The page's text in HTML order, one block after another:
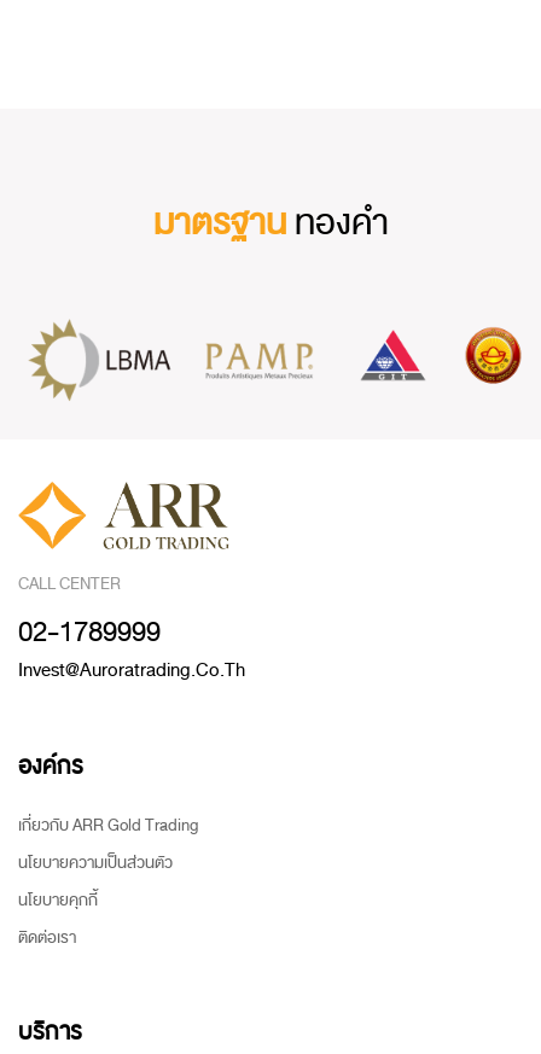
มาตรฐานทองคำ
CALL CENTER
02-1789999
Invest@auroratrading.co.th
องค์กร
เกี่ยวกับ ARR Gold Trading
นโยบายความเป็นส่วนตัว
นโยบายคุกกี้
ติดต่อเรา
บริการ